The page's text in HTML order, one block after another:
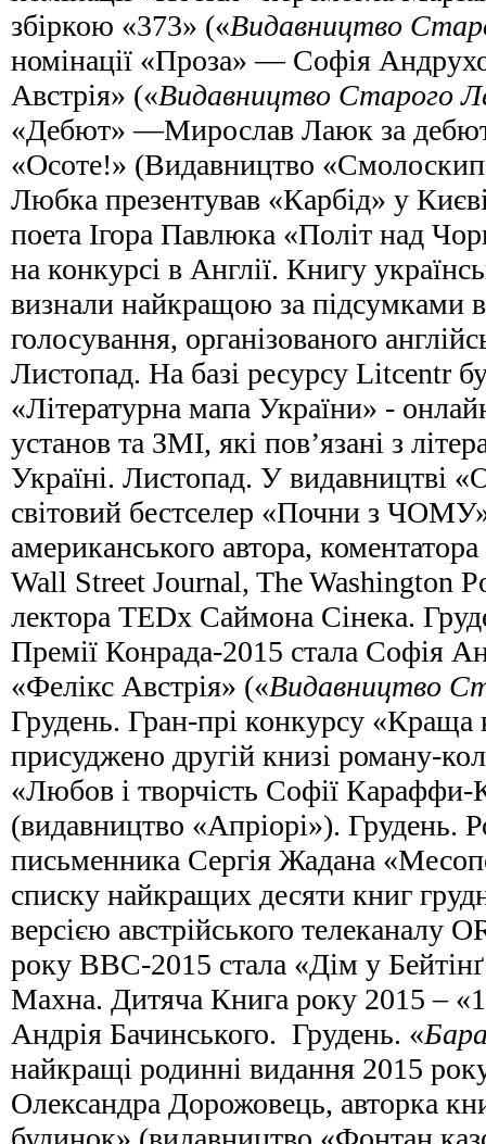
збіркою «373» («Видавництво
номінації «Проза» — Софія
Австрія» («Видавництво Старого
«Дебют» —Мирослав Лаюк за
«Осоте!» (Видавництво
Любка презентував «Карбід» у
поета Ігора Павлюка «Політ над
на конкурсі в Англії. Книгу
визнали найкращою за підсумками
голосування, організованого
Листопад. На базі ресурсу Litcentr
«Літературна мапа України» -
установ та ЗМІ, які пов’язані з
Україні. Листопад. У видавництві
світовий бестселер «Почни з
американського автора,
Wall Street Journal, The Washington
лектора TEDx Саймона Сінека.
Премії Конрада-2015 стала Софія
«Фелікс Австрія» («Видавництво
Грудень. Гран-прі конкурсу «Краща
присуджено другій книзі роману-
«Любов і творчість Софії Караффи-
(видавництво «Апріорі»). Грудень.
письменника Сергія Жадана
списку найкращих десяти книг
версією австрійського телеканалу
року ВВС-2015 стала «Дім у
Махна. Дитяча Книга року 2015 –
Андрія Бачинського. Грудень. «
найкращі родинні видання 2015
Олександра Дорожовець, авторка